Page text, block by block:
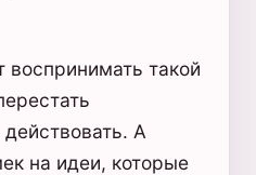
воспринимать такой
А
на идеи, которые